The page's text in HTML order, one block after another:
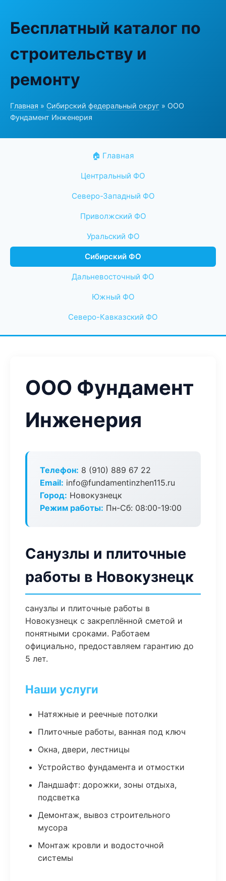
Бесплатный каталог по
строительству и
ремонту
Главная » Сибирский федеральный округ » ООО
Фундамент Инженерия
🏠 Главная
Центральный ФО
Северо-Западный ФО
Приволжский ФО
Уральский ФО
Сибирский ФО
Дальневосточный ФО
Южный ФО
Северо-Кавказский ФО
ООО Фундамент
Инженерия
Телефон: 8 (910) 889 67 22
Email: info@fundamentinzhen115.ru
Город: Новокузнецк
Режим работы: Пн-Сб: 08:00-19:00
Санузлы и плиточные
работы в Новокузнецк
санузлы и плиточные работы в
Новокузнецк с закреплённой сметой и
понятными сроками. Работаем
официально, предоставляем гарантию до
5 лет.
Наши услуги
Натяжные и реечные потолки
Плиточные работы, ванная под ключ
Окна, двери, лестницы
Устройство фундамента и отмостки
Ландшафт: дорожки, зоны отдыха,
подсветка
Демонтаж, вывоз строительного
мусора
Монтаж кровли и водосточной
системы